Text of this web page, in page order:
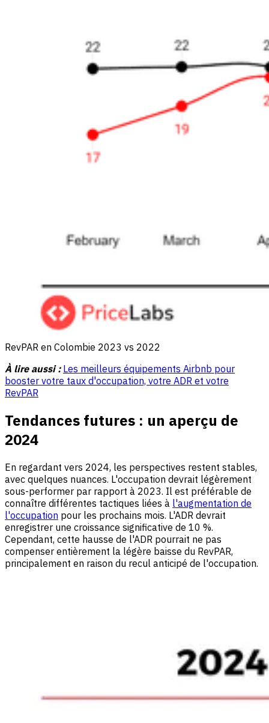
RevPAR en Colombie 2023 vs 2022
À lire aussi : Les meilleurs équipements Airbnb pour
booster votre taux d'occupation, votre ADR et votre
RevPAR
Tendances futures : un aperçu de
2024
En regardant vers 2024, les perspectives restent stables,
avec quelques nuances. L'occupation devrait légèrement
sous-performer par rapport à 2023. Il est préférable de
connaître différentes tactiques liées à l'augmentation de
l'occupation pour les prochains mois. L'ADR devrait
enregistrer une croissance significative de 10 %.
Cependant, cette hausse de l'ADR pourrait ne pas
compenser entièrement la légère baisse du RevPAR,
principalement en raison du recul anticipé de l'occupation.